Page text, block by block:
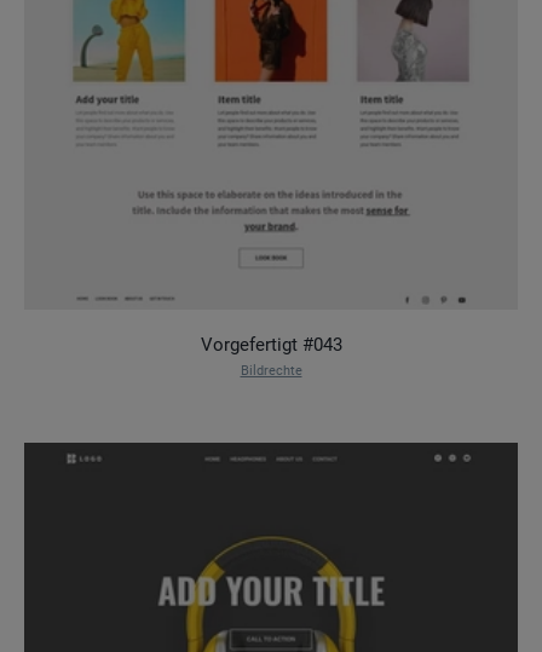
Vorgefertigt #043
Bildrechte